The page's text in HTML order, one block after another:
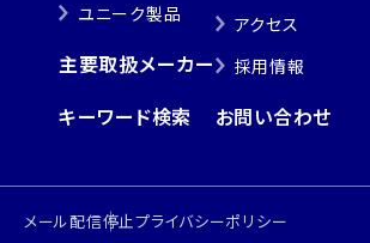
ユニーク製品
主要取扱メーカー
キーワード検索
アクセス
採用情報
お問い合わせ
メール配信停止プライバシーポリシー